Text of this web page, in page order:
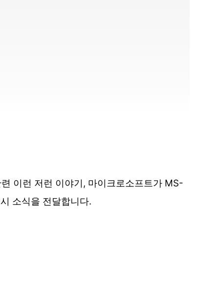
이런 저런 이야기, 마이크로소프트가 MS-
소식을 전달합니다.